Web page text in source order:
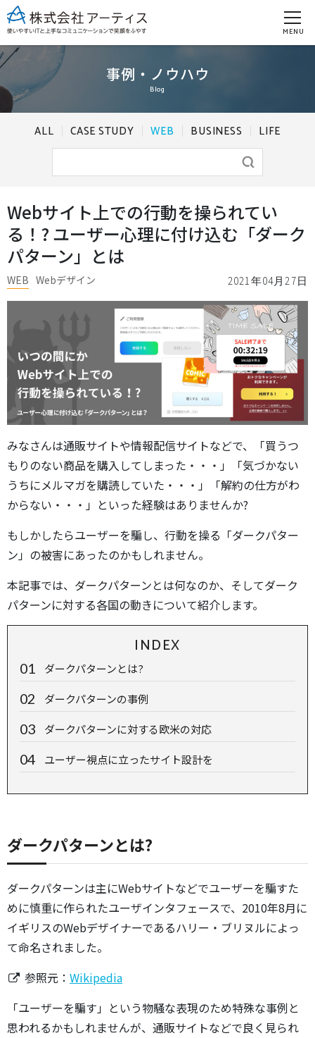
MENU
事例・ノウハウ
Blog
ALL CASE STUDY WEB BUSINESS LIFE
Webサイト上での行動を操られてい
る！? ユーザー心理に付け込む「ダーク
パターン」とは
2021年04月27日
WEB Webデザイン
みなさんは通販サイトや情報配信サイトなどで、「買うつ
もりのない商品を購入してしまった・・・」「気づかない
うちにメルマガを購読していた・・・」「解約の仕方がわ
からない・・・」といった経験はありませんか?
もしかしたらユーザーを騙し、行動を操る「ダークパター
ン」の被害にあったのかもしれません。
本記事では、ダークパターンとは何なのか、そしてダーク
パターンに対する各国の動きについて紹介します。
INDEX
ダークパターンとは?
ダークパターンの事例
ダークパターンに対する欧米の対応
ユーザー視点に立ったサイト設計を
ダークパターンとは?
ダークパターンは主にWebサイトなどでユーザーを騙すた
めに慎重に作られたユーザインタフェースで、2010年8月に
イギリスのWebデザイナーであるハリー・ブリヌルによっ
て命名されました。
参照元： Wikipedia
「ユーザーを騙す」という物騒な表現のため特殊な事例と
思われるかもしれませんが、通販サイトなどで良く見られ